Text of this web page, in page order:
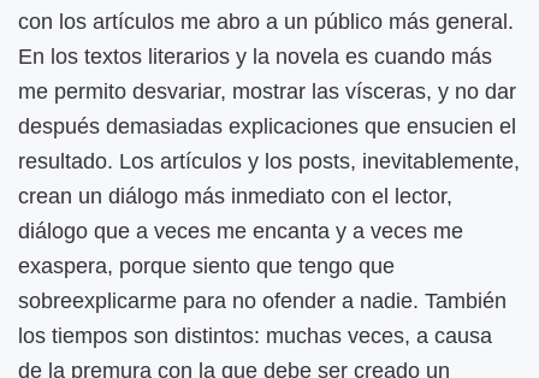
con los artículos me abro a un público más general.
En los textos literarios y la novela es cuando más
me permito desvariar, mostrar las vísceras, y no dar
después demasiadas explicaciones que ensucien el
resultado. Los artículos y los posts, inevitablemente,
crean un diálogo más inmediato con el lector,
diálogo que a veces me encanta y a veces me
exaspera, porque siento que tengo que
sobreexplicarme para no ofender a nadie. También
los tiempos son distintos: muchas veces, a causa
de la premura con la que debe ser creado un